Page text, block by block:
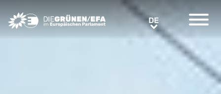
Greens/EFA Home DE DE